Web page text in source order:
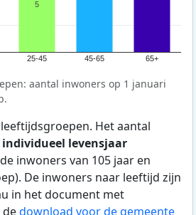
25-45 45-65 65+
5
aantal inwoners op 1 januari
Het aantal
individueel levensjaar
inwoners van 105 jaar en
De inwoners naar leeftijd zijn
in het document met
dedownload voor de gemeente